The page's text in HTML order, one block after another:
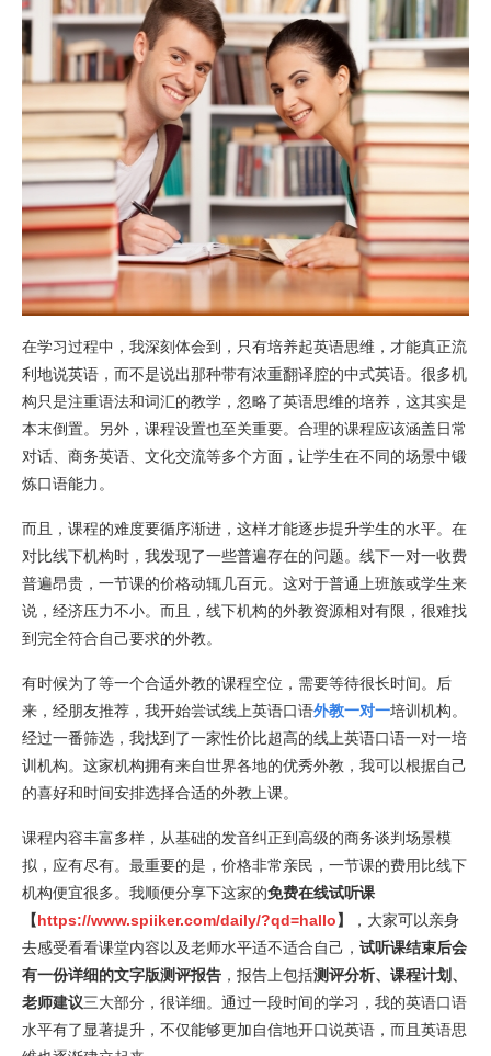
在学习过程中，我深刻体会到，只有培养起英语思维，才能真正流
利地说英语，而不是说出那种带有浓重翻译腔的中式英语。很多机
构只是注重语法和词汇的教学，忽略了英语思维的培养，这其实是
本末倒置。另外，课程设置也至关重要。合理的课程应该涵盖日常
对话、商务英语、文化交流等多个方面，让学生在不同的场景中锻
炼口语能力。
而且，课程的难度要循序渐进，这样才能逐步提升学生的水平。在
对比线下机构时，我发现了一些普遍存在的问题。线下一对一收费
普遍昂贵，一节课的价格动辄几百元。这对于普通上班族或学生来
说，经济压力不小。而且，线下机构的外教资源相对有限，很难找
到完全符合自己要求的外教。
有时候为了等一个合适外教的课程空位，需要等待很长时间。后
来，经朋友推荐，我开始尝试线上英语口语外教一对一培训机构。
经过一番筛选，我找到了一家性价比超高的线上英语口语一对一培
训机构。这家机构拥有来自世界各地的优秀外教，我可以根据自己
的喜好和时间安排选择合适的外教上课。
课程内容丰富多样，从基础的发音纠正到高级的商务谈判场景模
拟，应有尽有。最重要的是，价格非常亲民，一节课的费用比线下
机构便宜很多。我顺便分享下这家的免费在线试听课
【https://www.spiiker.com/daily/?qd=hallo】
，大家可以亲身
去感受看看课堂内容以及老师水平适不适合自己， 试听课结束后会
有一份详细的文字版测评报告 ，报告上包括测评分析、课程计划、
老师建议三大部分，很详细。通过一段时间的学习，我的英语口语
水平有了显著提升，不仅能够更加自信地开口说英语，而且英语思